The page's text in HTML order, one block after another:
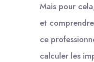
Mais pour
et
ce
calculer les